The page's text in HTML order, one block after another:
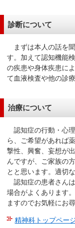
共
通
メ
ニ
ュ
へ
移
動
し
ま
す
現
在
の
場
所
診断について
まずは本人の話を
す。加えて認知機能
の疾患や身体疾患に
て血液検査や他の診
治療について
認知症の行動・心
ら、ご希望があれば
撃性、興奮、妄想が
んですが、ご家族の
とと思います。適切
認知症の患者さん
場合がよくあります
ますのでお気軽にお
精神科トップペー